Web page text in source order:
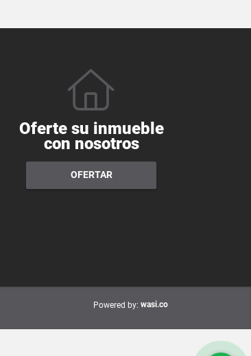
Oferte su inmueble
con nosotros
OFERTAR
Powered by: wasi.co